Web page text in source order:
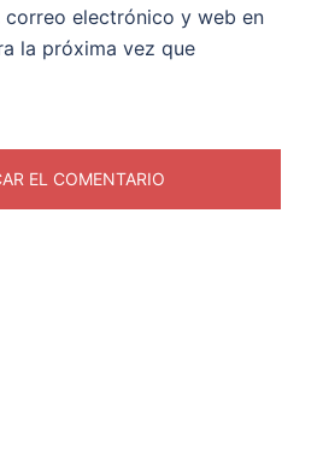
correo electrónico y web en
la próxima vez que